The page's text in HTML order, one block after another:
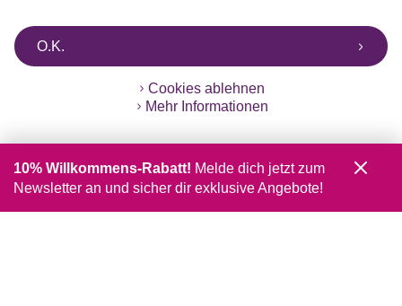
O.K.
Cookies ablehnen
Mehr Informationen
10% Willkommens-Rabatt! Melde dich jetzt zum
Newsletter an und sicher dir exklusive Angebote!